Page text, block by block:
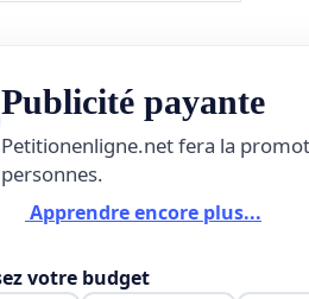
Publicité payante
Petitionenligne.net fera la
personnes.
Apprendre encore plus...
votre budget